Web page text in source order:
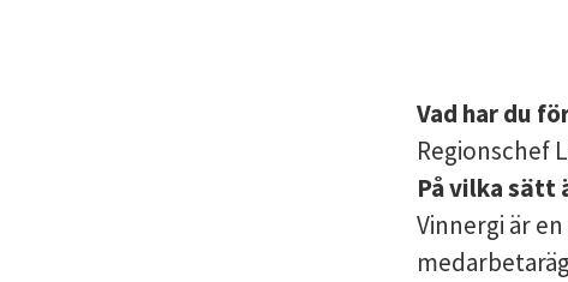
Vad har du
Regionschef
På vilka sätt
Vinnergi är